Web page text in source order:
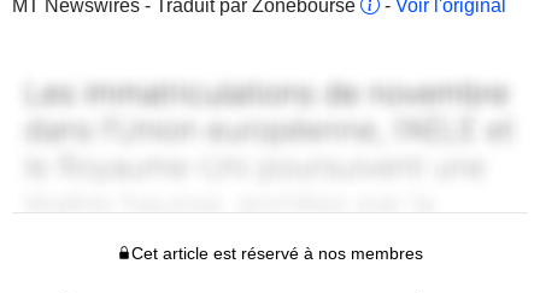
MT Newswires - Traduit par Zonebourse
- Voir l'original
Cet article est réservé à nos membres